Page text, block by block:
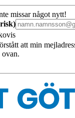
missar något nytt!
att min